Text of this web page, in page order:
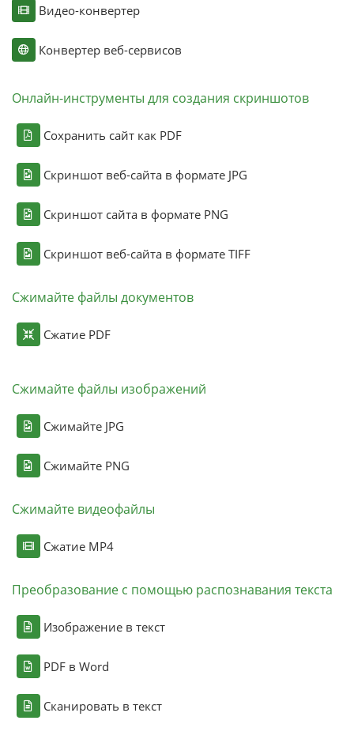
Видео-конвертер
Конвертер веб-сервисов
Онлайн-инструменты для создания скриншотов
Сохранить сайт как PDF
Скриншот веб-сайта в формате JPG
Скриншот сайта в формате PNG
Скриншот веб-сайта в формате TIFF
Сжимайте файлы документов
Сжатие PDF
Сжимайте файлы изображений
Сжимайте JPG
Сжимайте PNG
Сжимайте видеофайлы
Сжатие MP4
Преобразование с помощью распознавания текста
Изображение в текст
PDF в Word
Сканировать в текст